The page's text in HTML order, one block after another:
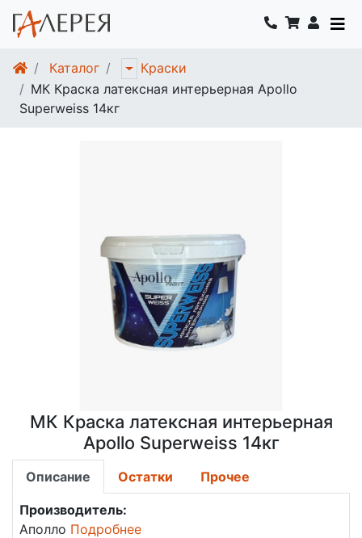
Каталог
Краски
МК Краска латексная интерьерная Apollo
Superweiss 14кг
МК Краска латексная интерьерная
Apollo Superweiss 14кг
Описание Остатки Прочее
Производитель:
Аполло Подробнее